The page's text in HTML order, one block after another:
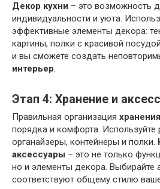
Декор кухни – это возможность
индивидуальности и уюта.
эффективные элементы декора:
картины, полки с красивой
и вы сможете создать
интерьер.
Этап 4: Хранение и
Правильная организация
порядка и комфорта. Используйте
органайзеры, контейнеры и полки.
аксессуары – это не только
но и элементы декора. Выбирайте
соответствуют общему стилю